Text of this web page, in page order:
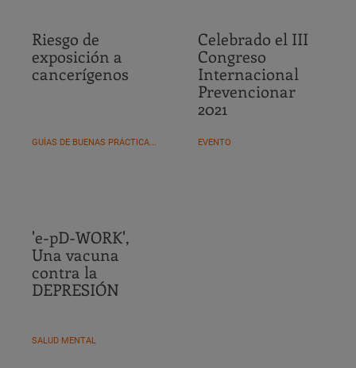
Riesgo de
exposición a
cancerígenos
GUÍAS DE BUENAS PRÁCTICAS FM
Celebrado el III
Congreso
Internacional
Prevencionar
2021
EVENTO
'e-pD-WORK',
Una vacuna
contra la
DEPRESIÓN
SALUD MENTAL